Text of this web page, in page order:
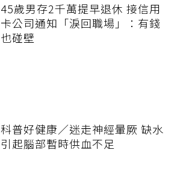
45歲男存2千萬提早退休 接信用
卡公司通知「淚回職場」：有錢
也碰壁
科普好健康／迷走神經暈厥 缺水
引起腦部暫時供血不足